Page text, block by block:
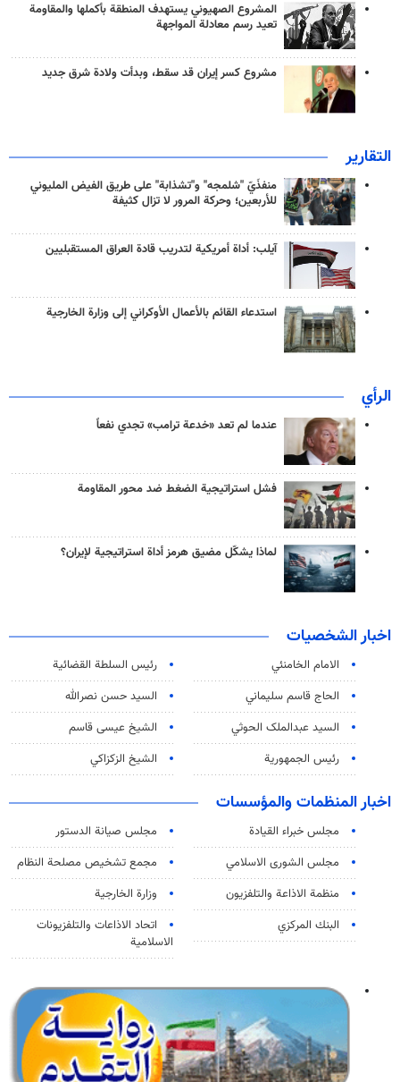
المشروع الصهيوني يستهدف المنطقة بأكملها والمقاومة
تعيد رسم معادلة المواجهة
مشروع كسر إيران قد سقط، وبدأت ولادة شرق جديد
التقارير
منفذَيّ "شلمجه" و"تشذابة" على طريق الفيض المليوني
للأربعين؛ وحركة المرور لا تزال كثيفة
آيلب: أداة أمريكية لتدريب قادة العراق المستقبليين
استدعاء القائم بالأعمال الأوكراني إلى وزارة الخارجية
الرأي
عندما لم تعد «خدعة ترامب» تجدي نفعاً
فشل استراتيجية الضغط ضد محور المقاومة
لماذا يشكّل مضيق هرمز أداة استراتيجية لإيران؟
اخبار الشخصيات
الامام الخامنئي
رئیس السلطة القضائیة
الحاج قاسم سليماني
السيد حسن نصرالله
السید عبدالملک الحوثي
الشيخ عيسى قاسم
رئيس الجمهورية
الشيخ الزكزاكي
اخبار المنظمات والمؤسسات
مجلس خبراء القيادة
مجلس صيانة الدستور
مجلس الشورى الاسلامي
مجمع تشخيص مصلحة النظام
منظمة الاذاعة والتلفزیون
وزارة الخارجية
البنك المركزي
اتحاد الاذاعات والتلفزيونات
الاسلامية